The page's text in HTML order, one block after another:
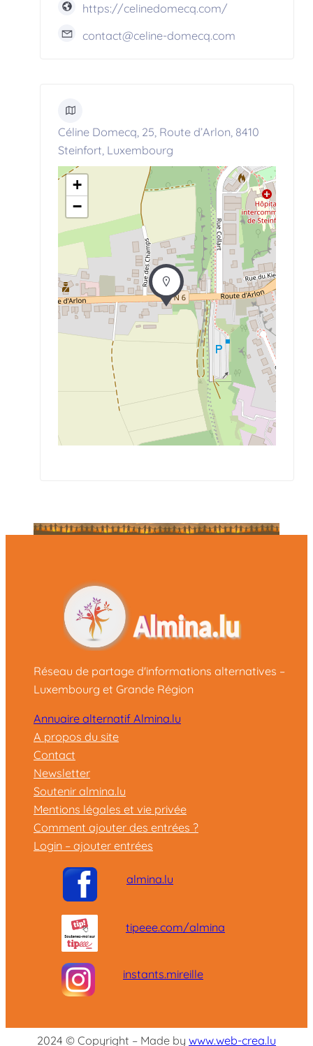
https://celinedomecq.com/
contact@celine-domecq.com
Céline Domecq, 25, Route d’Arlon, 8410
Steinfort, Luxembourg
+
−
Réseau de partage d'informations alternatives –
Luxembourg et Grande Région
Annuaire alternatif Almina.lu
A propos du site
Contact
Newsletter
Soutenir almina.lu
Mentions légales et vie privée
Comment ajouter des entrées ?
Login – ajouter entrées
almina.lu
tipeee.com/almina
instants.mireille
2024 © Copyright – Made by www.web-crea.lu